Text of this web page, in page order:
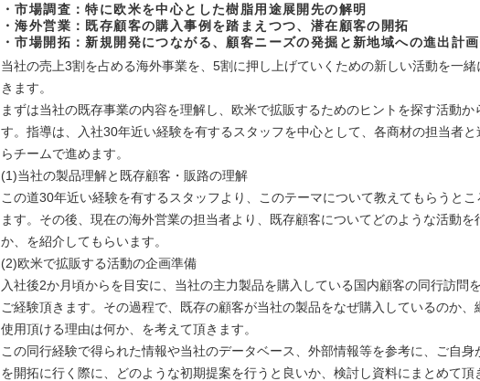
・市場調査：特に欧米を中心とした樹脂用途展開先の解明
・海外営業：既存顧客の購入事例を踏まえつつ、潜在顧客の開拓
・市場開拓：新規開発につながる、顧客ニーズの発掘と新地域への進出計
当社の売上3割を占める海外事業を、5割に押し上げていくための新しい活動を一
きます。
まずは当社の既存事業の内容を理解し、欧米で拡販するためのヒントを探す活動か
す。指導は、入社30年近い経験を有するスタッフを中心として、各商材の担当者と
らチームで進めます。
(1)当社の製品理解と既存顧客・販路の理解
この道30年近い経験を有するスタッフより、このテーマについて教えてもらうと
ます。その後、現在の海外営業の担当者より、既存顧客についてどのような活動を
か、を紹介してもらいます。
(2)欧米で拡販する活動の企画準備
入社後2か月頃からを目安に、当社の主力製品を購入している国内顧客の同行訪
ご経験頂きます。その過程で、既存の顧客が当社の製品をなぜ購入しているのか、
使用頂ける理由は何か、を考えて頂きます。
この同行経験で得られた情報や当社のデータベース、外部情報等を参考に、ご自身
を開拓に行く際に、どのような初期提案を行うと良いか、検討し資料にまとめて頂